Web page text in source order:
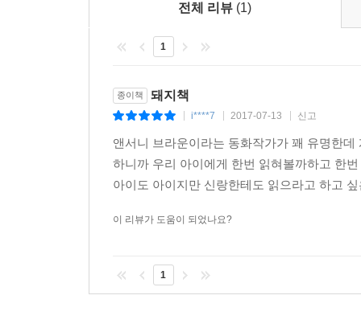
전체 리뷰 (1)
1
종이책 돼지책
i****7 2017-07-13 신고
앤서니 브라운이라는 동화작가가 꽤 유명한
하니까 우리 아이에게 한번 읽혀볼까하고 한
아이도 아이지만 신랑한테도 읽으라고 하고
이 리뷰가 도움이 되었나요?
1